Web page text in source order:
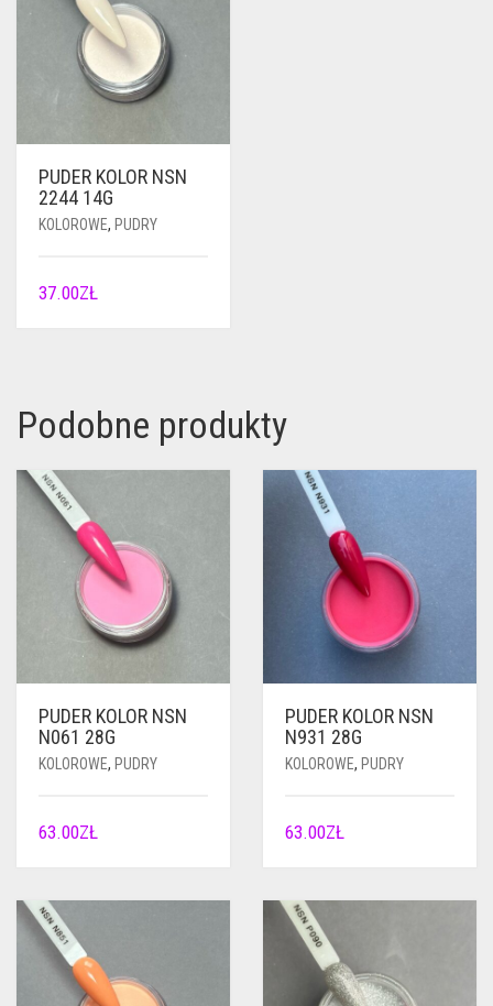
PUDER KOLOR NSN
2244 14G
KOLOROWE, PUDRY
37.00ZŁ
Podobne produkty
PUDER KOLOR NSN
N061 28G
KOLOROWE, PUDRY
63.00ZŁ
PUDER KOLOR NSN
N931 28G
KOLOROWE, PUDRY
63.00ZŁ